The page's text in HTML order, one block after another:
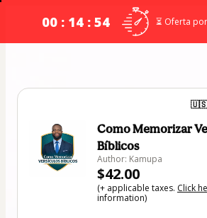
00 : 14 : 54 ⏳ Oferta
🇺🇸
Como Memorizar
Bíblicos
Author: Kamupa
$42.00
(+ applicable taxes. Click
information)